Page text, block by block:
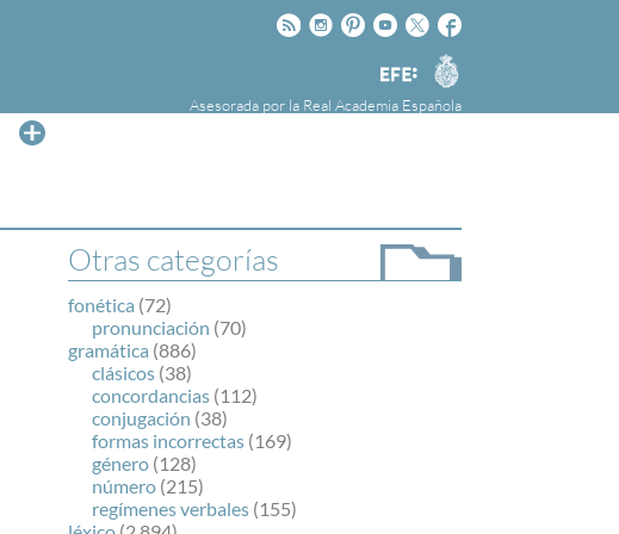
Facebook
Twitter
Youtube
Pinteres
Instagram
Rss
Agencia
EFE
Asesorada por la Real Academia Española
la Agencia Efe y la Real Academia Española,
cuyo objetivo es colaborar con el buen uso del
español en los medios de comunicación y en
Internet.
Otras categorías
fonética (72)
pronunciación (70)
gramática (886)
clásicos (38)
concordancias (112)
conjugación (38)
formas incorrectas (169)
género (128)
número (215)
regímenes verbales (155)